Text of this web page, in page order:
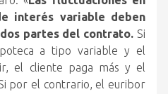
interés variable deben
partes del contrato. Si
a tipo variable y el
el cliente paga más y el
por el contrario, el euribor